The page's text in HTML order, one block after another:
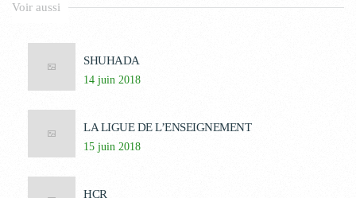
Voir aussi
SHUHADA
14 juin 2018
LA LIGUE DE L’ENSEIGNEMENT
15 juin 2018
HCR